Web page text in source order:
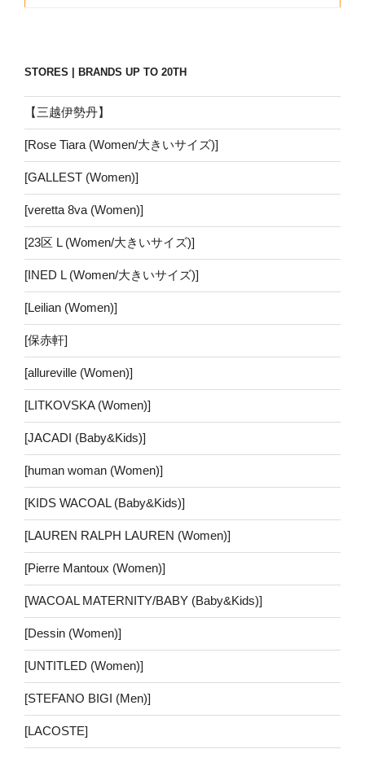
STORES | BRANDS UP TO 20TH
【三越伊勢丹】
[Rose Tiara (Women/大きいサイズ)]
[GALLEST (Women)]
[veretta 8va (Women)]
[23区 L (Women/大きいサイズ)]
[INED L (Women/大きいサイズ)]
[Leilian (Women)]
[保赤軒]
[allureville (Women)]
[LITKOVSKA (Women)]
[JACADI (Baby&Kids)]
[human woman (Women)]
[KIDS WACOAL (Baby&Kids)]
[LAUREN RALPH LAUREN (Women)]
[Pierre Mantoux (Women)]
[WACOAL MATERNITY/BABY (Baby&Kids)]
[Dessin (Women)]
[UNTITLED (Women)]
[STEFANO BIGI (Men)]
[LACOSTE]